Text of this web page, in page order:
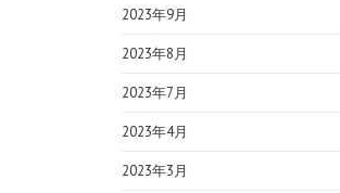
2023年9月
2023年8月
2023年7月
2023年4月
2023年3月